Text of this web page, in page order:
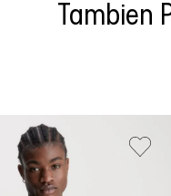
Tambien